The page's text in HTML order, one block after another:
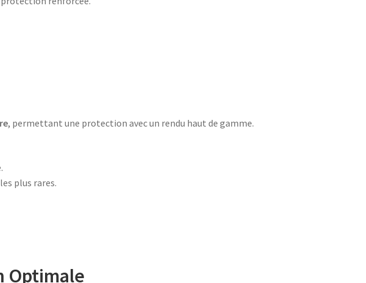
, permettant une protection avec un rendu haut de gamme.
plus rares.
Optimale